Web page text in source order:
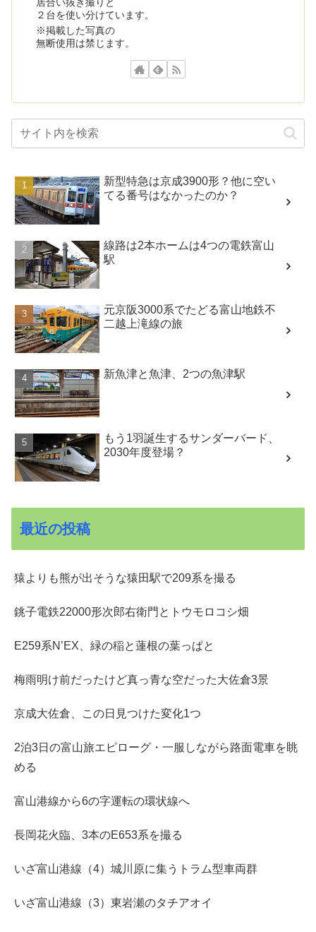
２台を使い分けています。
※掲載した写真の
無断使用は禁じます。
新型特急は京成3900形？他に空い
てる番号はなかったのか？
線路は2本ホームは4つの電鉄富山
駅
元京阪3000系でたどる富山地鉄不
二越上滝線の旅
新魚津と魚津、2つの魚津駅
もう1羽誕生するサンダーバード、
2030年度登場？
最近の投稿
猿よりも熊が出そうな猿田駅で209系を撮る
銚子電鉄22000形次郎右衛門とトウモロコシ畑
E259系N’EX、緑の稲と蓮根の葉っぱと
梅雨明け前だったけど真っ青な空だった大佐倉3景
京成大佐倉、この日見つけた変化1つ
2泊3日の富山旅エピローグ・一服しながら路面電車を眺
める
富山港線から6の字運転の環状線へ
長岡花火臨、3本のE653系を撮る
いざ富山港線（4）城川原に集うトラム型車両群
いざ富山港線（3）東岩瀬のタチアオイ